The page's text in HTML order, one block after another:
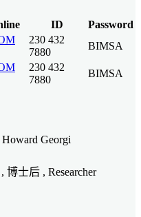
ID
Password
230 432
7880
BIMSA
230 432
7880
BIMSA
Georgi
, 博士后 , Researcher